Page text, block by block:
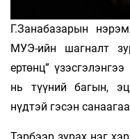
Г.Занабазарын
МУЭ-ийн шагналт
ертөнц”
нь түүний багын,
нүдтэй гэсэн